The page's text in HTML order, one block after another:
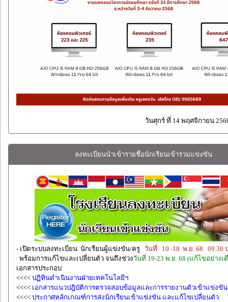
วันศุกร์ ที่ 14 พฤศจิกายน
ลงทะเบียนนำเข้ารายชื่อนักเรียนเข้าร่วมแข่งขัน
- เปิดระบบลงทะเบียน นักเรียนผู้แข่งขัน/ครู วันที่ 10 -18 พ.ย. 68 09.30
พร้อมการแก้ไขและเปลี่ยนตัว จนถึงช่วงวันที่ 19-23 พ.ย. 68 (แก้ไขอย่างเ
เอกสารประกอบ
<<<< ปฏิทินดำเนินงานฝ่ายเทคโนโลยีฯ
<<<< เอกสารแนวปฎิบัติการตรวจสอบข้อมูลและการรายงานตัวเข้าแข่งขัน
<<<< ประกาศหลักเกณฑ์การส่งนักเรียนเข้าแข่งขัน และแก้ไขเปลี่ยนตัว